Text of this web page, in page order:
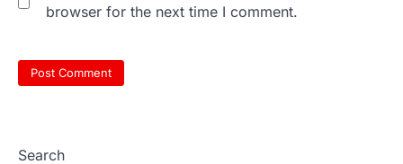
browser for the next time I comment.
Search